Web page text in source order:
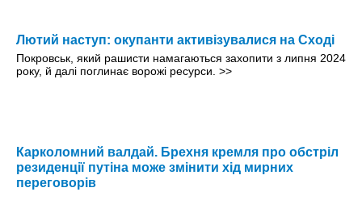
Лютий наступ: окупанти активізувалися на Сході
Покровськ, який рашисти намагаються захопити з липня 2024
року, й далі поглинає ворожі ресурси. >>
Карколомний валдай. Брехня кремля про обстріл
резиденції путіна може змінити хід мирних
переговорів